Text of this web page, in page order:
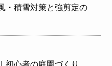
・積雪対策と強剪定の
初心者の庭園づくり